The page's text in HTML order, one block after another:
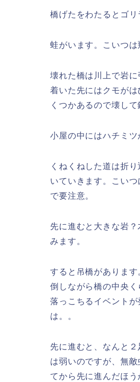
橋げたをわたるとゴリ
蛙がいます。こいつ
壊れた橋は川上で岩に
着いた先にはクモが
くつかあるので壊し
小屋の中にはハチミツ
くねくねした道は折
いていきます。こい
で要注意。
先に進むと大きな岩
みます。
すると吊橋がありま
倒しながら橋の中央
落っこちるイベント
は。。
先に進むと、なんと
は弱いのですが、無
てから先に進んだほ